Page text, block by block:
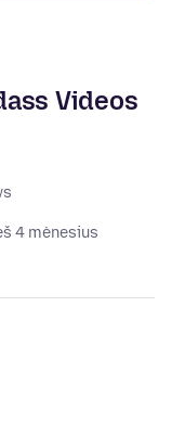
Videos
4 mėnesius